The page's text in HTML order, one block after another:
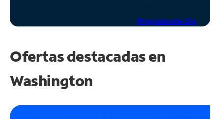
Programa una cita
Ofertas destacadas en
Washington